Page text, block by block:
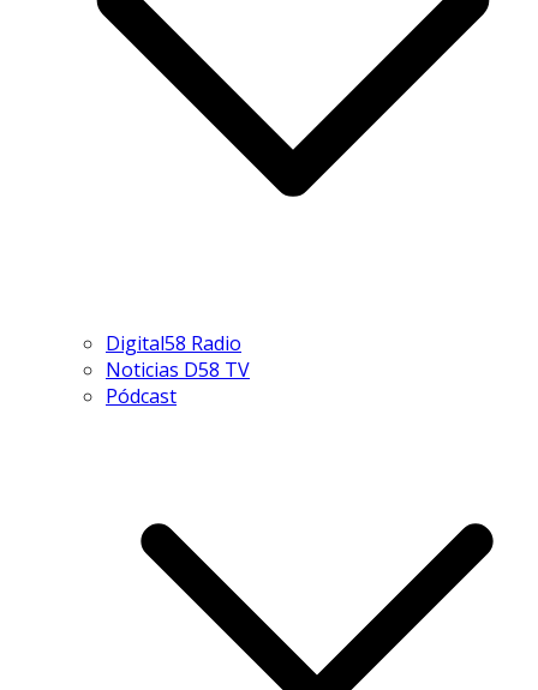
Digital58 Radio
Noticias D58 TV
Pódcast